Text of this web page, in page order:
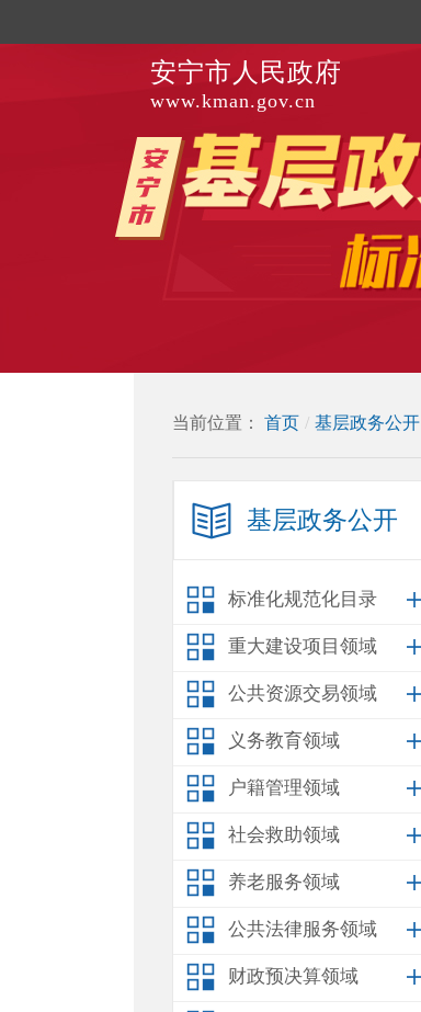
安宁市人民政府
www.kman.gov.cn
当前位置： 首页 / 基层政务公开
基层政务公开
标准化规范化目录
重大建设项目领域
公共资源交易领域
义务教育领域
户籍管理领域
社会救助领域
养老服务领域
公共法律服务领域
财政预决算领域